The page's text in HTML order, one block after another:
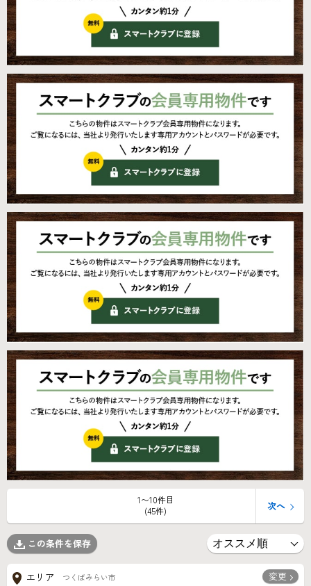
1〜10件目
(45件)
次へ
この条件を保存
エリア つくばみらい市 変更